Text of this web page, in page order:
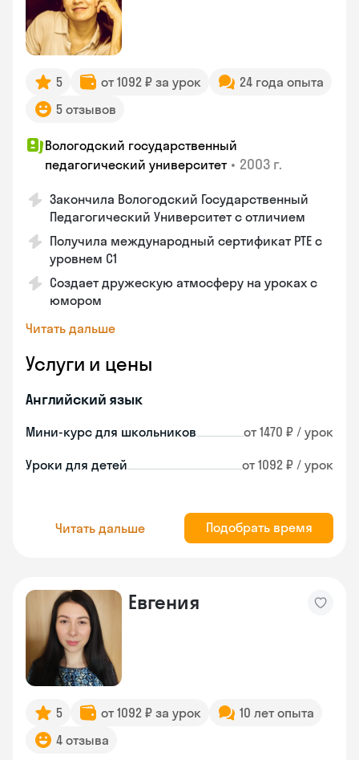
5 от 1092 ₽ за урок
24 года опыта
5 отзывов
Вологодский государственный
педагогический университет • 2003 г.
Закончила Вологодский Государственный
Педагогический Университет с отличием
Получила международный сертификат PTE с
уровнем C1
Создает дружескую атмосферу на уроках с
юмором
Читать дальше
Услуги и цены
Английский язык
Мини-курс для школьников от 1470 ₽ / урок
Уроки для детей от 1092 ₽ / урок
Читать дальше Подобрать время
Евгения
5 от 1092 ₽ за урок
10 лет опыта
4 отзыва